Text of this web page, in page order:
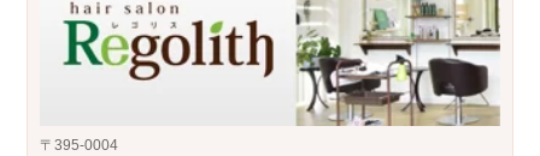
〒395-0004